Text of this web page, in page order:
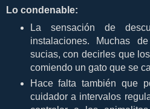
Lo condenable:
La sensación de
instalaciones. Muchas
sucias, con decirles que
comiendo un gato que se
Hace falta también que
cuidador a intervalos